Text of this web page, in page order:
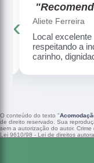
Aliete Ferreira
Local
respeitando a
carinho,
‹
O conteúdo do texto "
de direito reservado. Sua
sem a autorização do autor.
Lei 9610/98 - Lei de direitos